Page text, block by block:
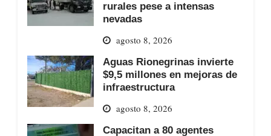
rurales pese a intensas
nevadas
agosto 8, 2026
Aguas Rionegrinas invierte
$9,5 millones en mejoras de
infraestructura
agosto 8, 2026
Capacitan a 80 agentes